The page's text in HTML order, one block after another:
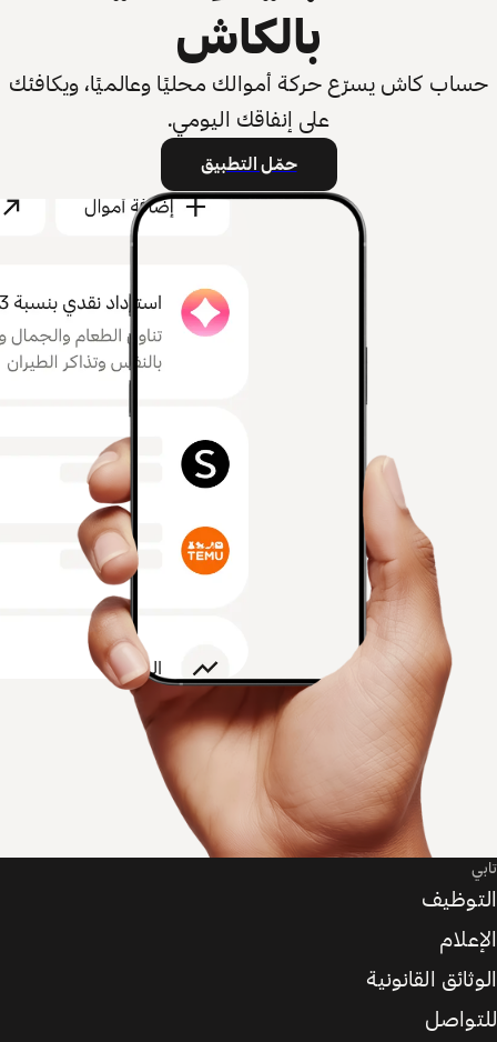
بالكاش
حساب كاش يسرّع حركة أموالك محليًا وعالميًا، ويكافئك
على إنفاقك اليومي.
حمّل التطبيق
تابي
التوظيف
الإعلام
الوثائق القانونية
للتواصل